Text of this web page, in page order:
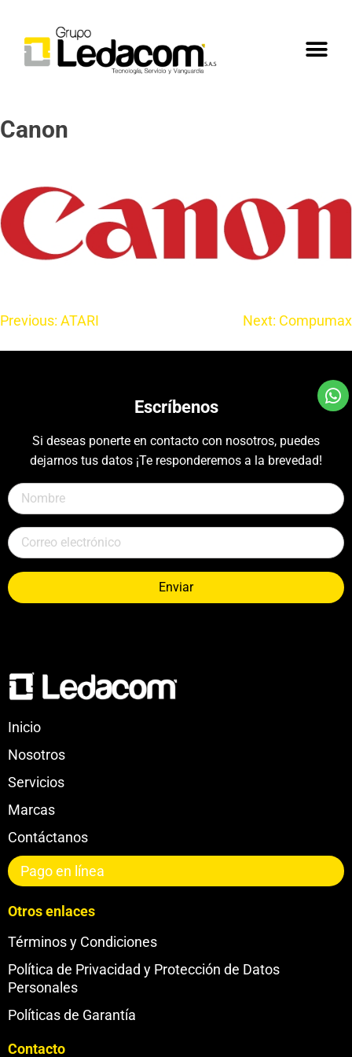
Canon
Previous: ATARI Next: Compumax
Escríbenos
Si deseas ponerte en contacto con nosotros, puedes
dejarnos tus datos ¡Te responderemos a la brevedad!
Enviar
Inicio
Nosotros
Servicios
Marcas
Contáctanos
Pago en línea
Otros enlaces
Términos y Condiciones
Política de Privacidad y Protección de Datos
Personales
Políticas de Garantía
Contacto